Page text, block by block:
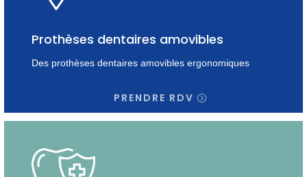
Prothèses dentaires amovibles
Des prothèses dentaires amovibles ergonomiques
PRENDRE RDV